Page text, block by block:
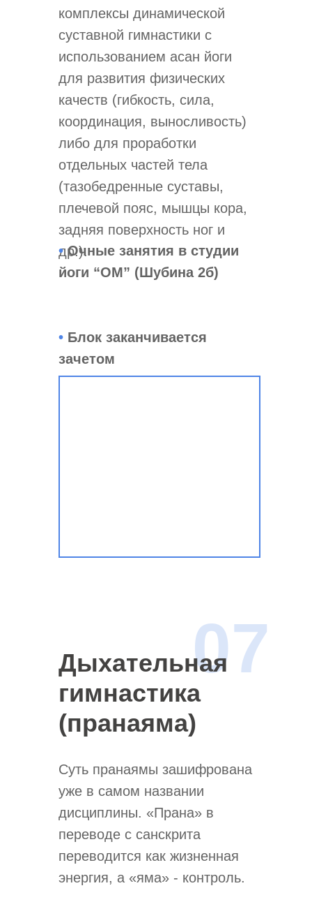
комплексы динамической
суставной гимнастики с
использованием асан йоги
для развития физических
качеств (гибкость, сила,
координация, выносливость)
либо для проработки
отдельных частей тела
(тазобедренные суставы,
плечевой пояс, мышцы кора,
задняя поверхность ног и
др.).
•Очные занятия в студии
йоги “ОМ” (Шубина 2б)
• Блок заканчивается
зачетом
07
Дыхательная
гимнастика
(пранаяма)
Суть пранаямы зашифрована
уже в самом названии
дисциплины. «Прана» в
переводе с санскрита
переводится как жизненная
энергия, а «яма» - контроль.